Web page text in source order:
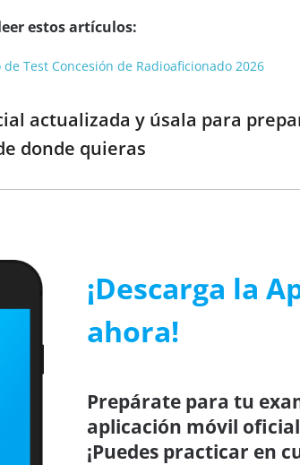
estos artículos:
Test Concesión de Radioaficionado 2026
actualizada y úsala para
donde quieras
¡Descarga la
ahora!
Prepárate para tu
aplicación móvil
¡Puedes practicar en